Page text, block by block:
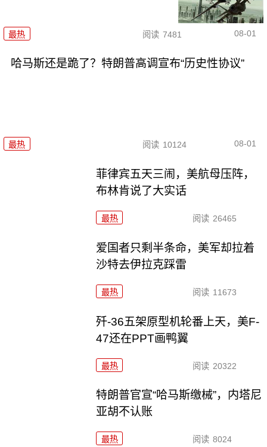
最热 阅读 7481 08-01
哈马斯还是跪了？特朗普高调宣布“历史性协议”
最热 阅读 10124 08-01
菲律宾五天三闹，美航母压阵，
布林肯说了大实话
最热 阅读 26465
爱国者只剩半条命，美军却拉着
沙特去伊拉克踩雷
最热 阅读 11673
歼-36五架原型机轮番上天，美F-
47还在PPT画鸭翼
最热 阅读 20322
特朗普官宣“哈马斯缴械”，内塔尼
亚胡不认账
最热 阅读 8024